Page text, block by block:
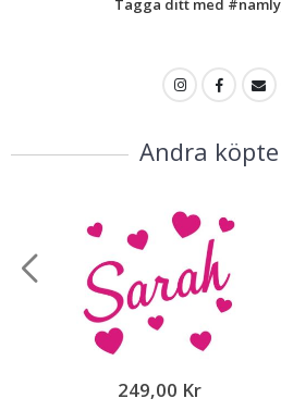
Tagga ditt med
Andra
249,00 Kr